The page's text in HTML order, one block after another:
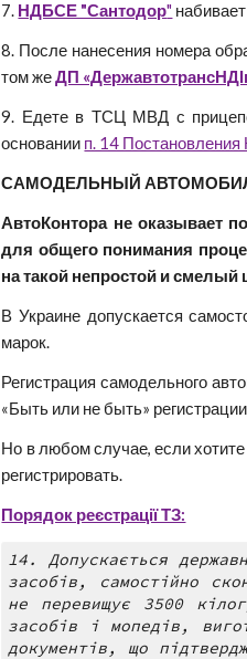
7. НДБСЕ "Сантодор"
8. После нанесения номера
том жеДП
9. Едете в ТСЦ МВД с
основании п. 14
САМОДЕЛЬНЫЙ
АвтоКонтора не оказывает
для общего понимания
на такой непростой и смелый
В Украине допускается
марок.
Регистрация самодельного
«Быть или не быть»
Но в любом случае, если
регистрировать.
Порядок реєстрації ТЗ:
14. Допускається
засобів, самостійно
не перевищує 3500
засобів і мопедів,
документів, що